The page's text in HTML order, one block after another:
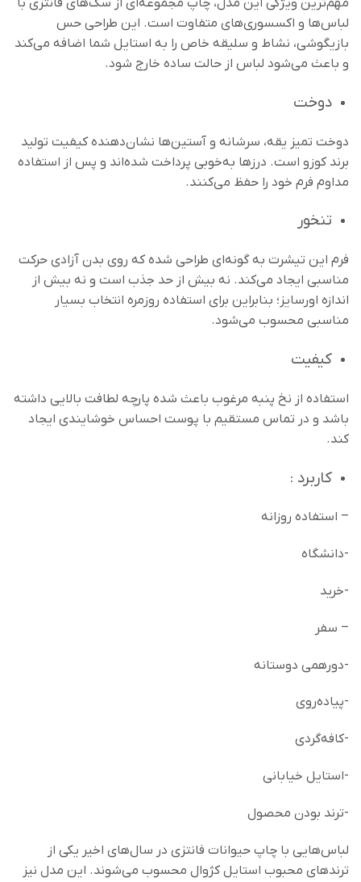
مهم‌ترین ویژگی این مدل، چاپ مجموعه‌ای از سگ‌های فانتزی با
لباس‌ها و اکسسوری‌های متفاوت است. این طراحی حس
بازیگوشی، نشاط و سلیقه خاص را به استایل شما اضافه می‌کند
و باعث می‌شود لباس از حالت ساده خارج شود.
دوخت
دوخت تمیز یقه، سرشانه و آستین‌ها نشان‌دهنده کیفیت تولید
برند کوزو است. درزها به‌خوبی پرداخت شده‌اند و پس از استفاده
مداوم فرم خود را حفظ می‌کنند.
تنخور
فرم این تیشرت به گونه‌ای طراحی شده که روی بدن آزادی حرکت
مناسبی ایجاد می‌کند. نه بیش از حد جذب است و نه بیش از
اندازه اورسایز؛ بنابراین برای استفاده روزمره انتخاب بسیار
مناسبی محسوب می‌شود.
کیفیت
استفاده از نخ پنبه مرغوب باعث شده پارچه لطافت بالایی داشته
باشد و در تماس مستقیم با پوست احساس خوشایندی ایجاد
کند.
کاربرد :
– استفاده روزانه
-دانشگاه
-خرید
– سفر
-دورهمی دوستانه
-پیاده‌روی
-کافه‌گردی
-استایل خیابانی
-ترند بودن محصول
لباس‌هایی با چاپ حیوانات فانتزی در سال‌های اخیر یکی از
ترندهای محبوب استایل کژوال محسوب می‌شوند. این مدل نیز